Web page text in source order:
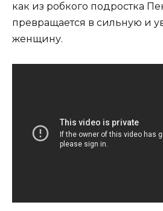
как из робкого подростка
превращается в сильную и
женщину.